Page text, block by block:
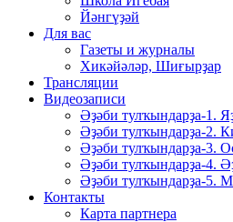
Йәнгүҙәй
Для вас
Газеты и журналы
Хикәйәләр, Шиғырҙар
Трансляции
Видеозаписи
Әҙәби тулҡындарҙа-1.
Әҙәби тулҡындарҙа-2.
Әҙәби тулҡындарҙа-3.
Әҙәби тулҡындарҙа-4.
Әҙәби тулҡындарҙа-5.
Контакты
Карта партнера